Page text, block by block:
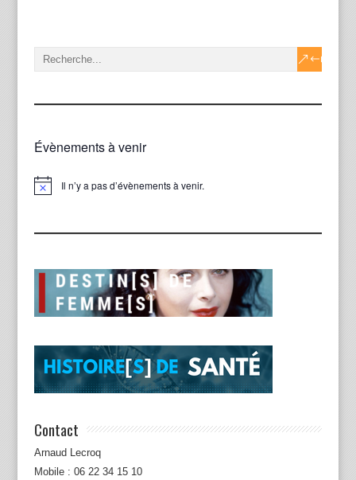
Évènements à venir
Notice Il n’y a pas d’évènements à venir.
Contact
Arnaud Lecroq
Mobile : 06 22 34 15 10